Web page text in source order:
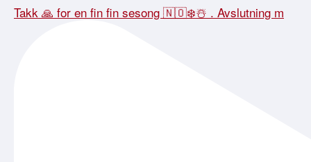
Takk 🙏 for en fin fin sesong 🇳🇴❄️☃️ . Avslutning m